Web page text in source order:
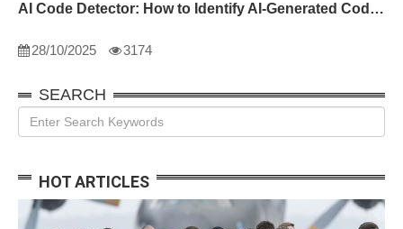
AI Code Detector: How to Identify AI-Generated Code in 2024
28/10/2025 3174
SEARCH
HOT ARTICLES